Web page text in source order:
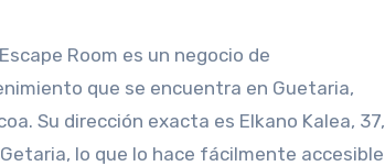
que se encuentra en Guetaria,
Su dirección exacta es Elkano Kalea, 37,
lo que lo hace fácilmente accesible